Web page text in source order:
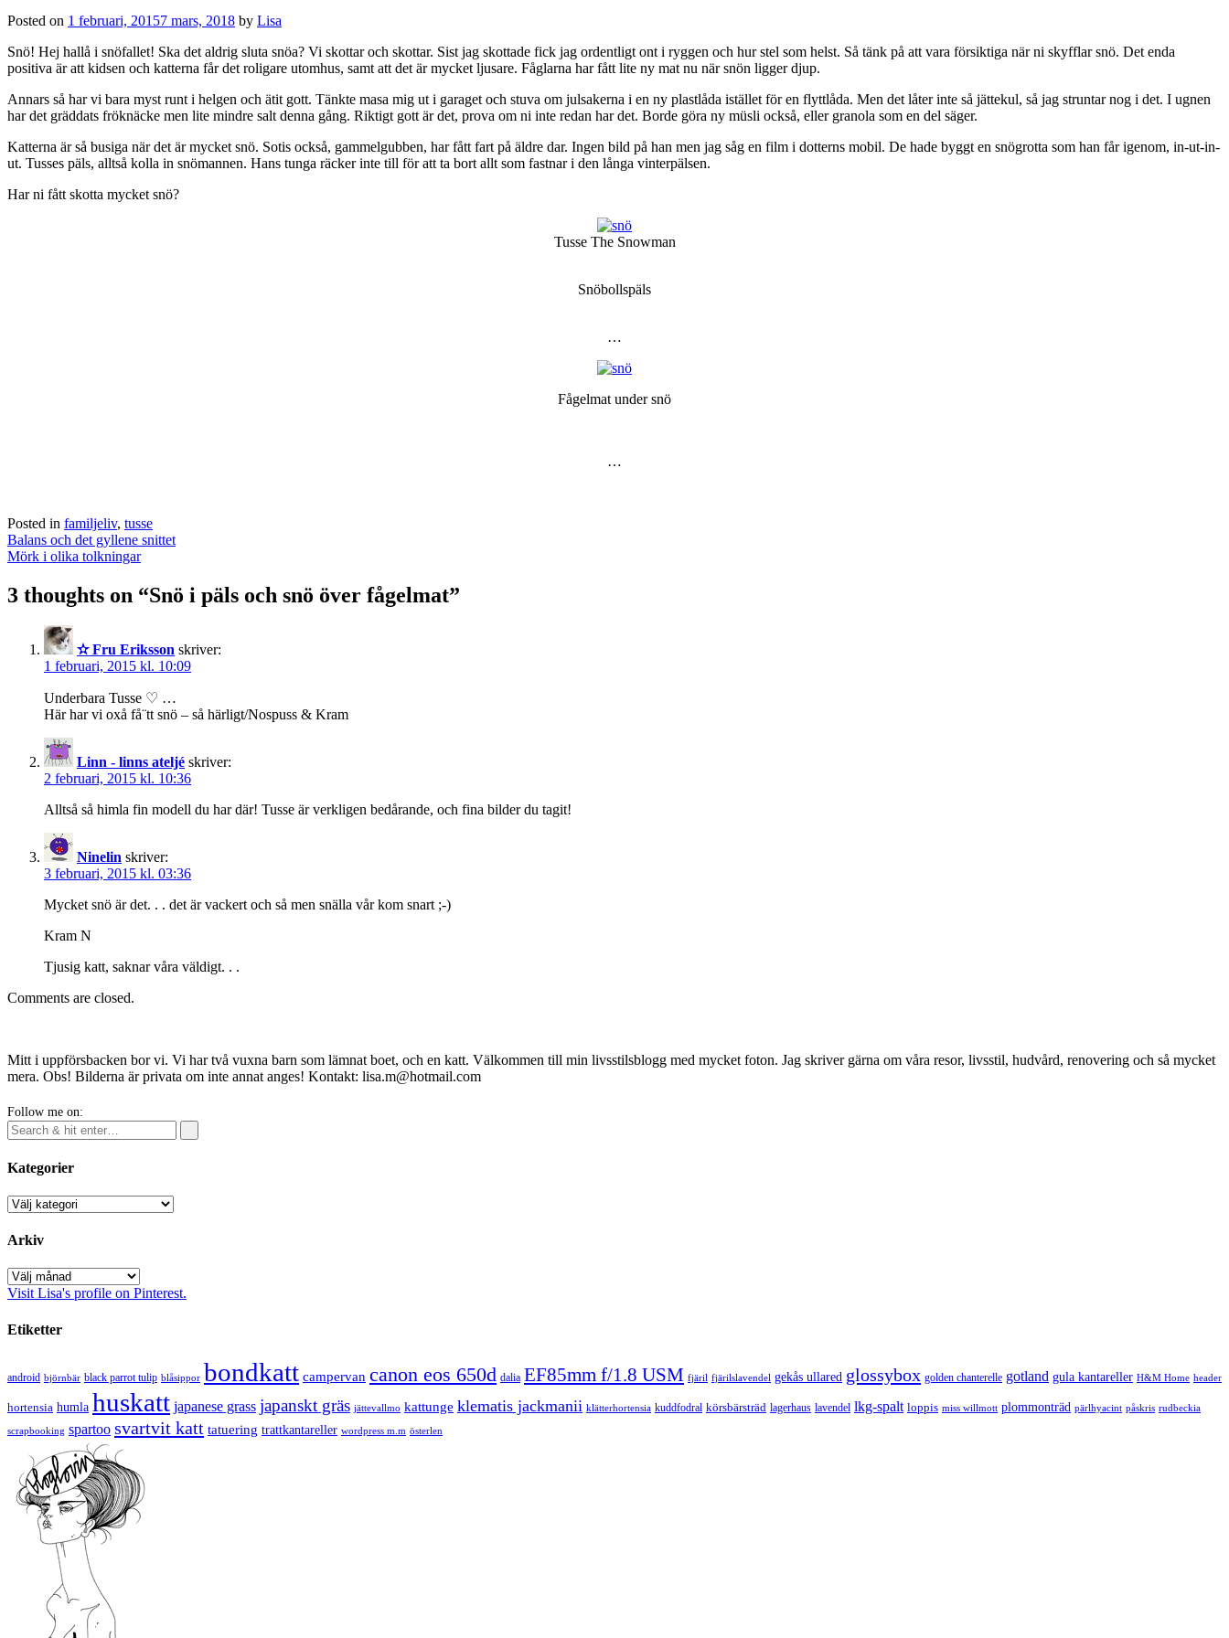
Posted on 1 februari, 20157 mars, 2018 by Lisa
Snö! Hej hallå i snöfallet! Ska det aldrig sluta snöa? Vi skottar och skottar. Sist jag skottade fick jag ordentligt ont i ryggen och hur stel som helst. Så tänk på att vara försiktiga när ni skyfflar snö. Det enda
positiva är att kidsen och katterna får det roligare utomhus, samt att det är mycket ljusare. Fåglarna har fått lite ny mat nu när snön ligger djup.
Annars så har vi bara myst runt i helgen och ätit gott. Tänkte masa mig ut i garaget och stuva om julsakerna i en ny plastlåda istället för en flyttlåda. Men det låter inte så jättekul, så jag struntar nog i det. I ugnen
har det gräddats fröknäcke men lite mindre salt denna gång. Riktigt gott är det, prova om ni inte redan har det. Borde göra ny müsli också, eller granola som en del säger.
Katterna är så busiga när det är mycket snö. Sotis också, gammelgubben, har fått fart på äldre dar. Ingen bild på han men jag såg en film i dotterns mobil. De hade byggt en snögrotta som han får igenom, in-ut-in-
ut. Tusses päls, alltså kolla in snömannen. Hans tunga räcker inte till för att ta bort allt som fastnar i den långa vinterpälsen.
Har ni fått skotta mycket snö?
Tusse The Snowman
Snöbollspäls
…
Fågelmat under snö
…
Posted in familjeliv, tusse
Post
navigation
Balans och det gyllene snittet
Mörk i olika tolkningar
3 thoughts on “Snö i päls och snö över fågelmat”
✫ Fru Eriksson skriver:
1 februari, 2015 kl. 10:09
Underbara Tusse ♡ …
Här har vi oxå få¨tt snö – så härligt/Nospuss & Kram
Linn - linns ateljé skriver:
2 februari, 2015 kl. 10:36
Alltså så himla fin modell du har där! Tusse är verkligen bedårande, och fina bilder du tagit!
Ninelin skriver:
3 februari, 2015 kl. 03:36
Mycket snö är det. . . det är vackert och så men snälla vår kom snart ;-)
Kram N
Tjusig katt, saknar våra väldigt. . .
Comments are closed.
Mitt i uppförsbacken bor vi. Vi har två vuxna barn som lämnat boet, och en katt. Välkommen till min livsstilsblogg med mycket foton. Jag skriver gärna om våra resor, livsstil, hudvård, renovering och så mycket
mera. Obs! Bilderna är privata om inte annat anges! Kontakt: lisa.m@hotmail.com
Follow me on:
Kategorier
Kategorier
Arkiv
Arkiv
Visit Lisa's profile on Pinterest.
Etiketter
android björnbär black parrot tulip blåsippor bondkatt campervan canon eos 650d dalia EF85mm f/1.8 USM fjäril fjärilslavendel gekås ullared glossybox golden chanterelle gotland gula kantareller H&M Home header
hortensia humla huskatt japanese grass japanskt gräs jättevallmo kattunge klematis jackmanii klätterhortensia kuddfodral körsbärsträd lagerhaus lavendel lkg-spalt loppis miss willmott plommonträd pärlhyacint påskris rudbeckia
scrapbooking spartoo svartvit katt tatuering trattkantareller wordpress m.m österlen